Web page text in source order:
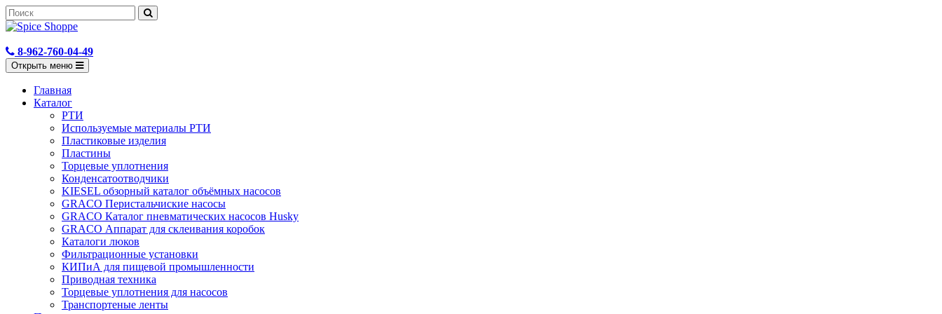
8-962-760-04-49
Открыть меню
Главная
Каталог
РТИ
Используемые материалы РТИ
Пластиковые изделия
Пластины
Торцевые уплотнения
Конденсатоотводчики
KIESEL обзорный каталог объёмных насосов
GRACO Перистальчиские насосы
GRACO Каталог пневматических насосов Husky
GRACO Аппарат для склеивания коробок
Каталоги люков
Фильтрационные установки
КИПиА для пищевой промышленности
Приводная техника
Торцевые уплотнения для насосов
Транспортеные ленты